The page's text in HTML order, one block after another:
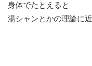
身体でたとえると
湯シャンとかの理論に